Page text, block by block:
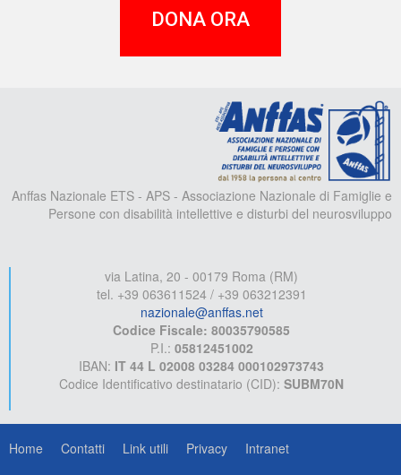
DONA ORA
Anffas Nazionale ETS - APS - Associazione Nazionale di Famiglie e
Persone con disabilità intellettive e disturbi del neurosviluppo
via Latina, 20 - 00179 Roma (RM)
tel. +39 063611524 / +39 063212391
nazionale@anffas.net
Codice Fiscale: 80035790585
P.I.: 05812451002
IBAN: IT 44 L 02008 03284 000102973743
Codice Identificativo destinatario (CID): SUBM70N
Home Contatti Link utili Privacy Intranet